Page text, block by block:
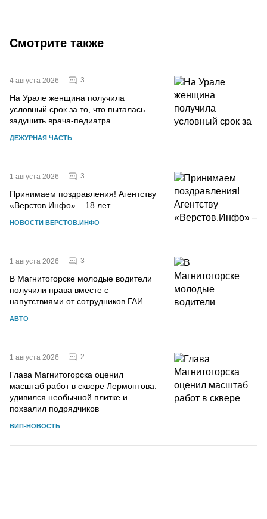
Смотрите также
4 августа 2026 3
На Урале женщина получила
условный срок за то, что пыталась
задушить врача-педиатра
ДЕЖУРНАЯ ЧАСТЬ
1 августа 2026 3
Принимаем поздравления! Агентству
«Верстов.Инфо» – 18 лет
НОВОСТИ ВЕРСТОВ.ИНФО
1 августа 2026 3
В Магнитогорске молодые водители
получили права вместе с
напутствиями от сотрудников ГАИ
АВТО
1 августа 2026 2
Глава Магнитогорска оценил
масштаб работ в сквере Лермонтова:
удивился необычной плитке и
похвалил подрядчиков
ВИП-НОВОСТЬ